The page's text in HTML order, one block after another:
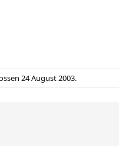
24 August 2003.